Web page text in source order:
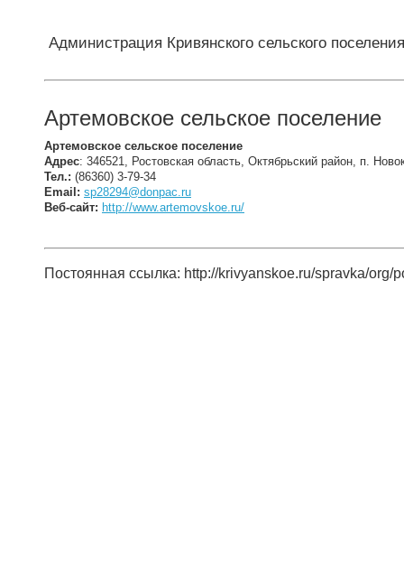
Администрация Кривянского сельского поселения
Артемовское сельское поселение
Артемовское сельское поселение
Адрес: 346521, Ростовская область, Октябрьский район, п.
Тел.: (86360) 3-79-34
Email: sp28294@donpac.ru
Веб-сайт: http://www.artemovskoe.ru/
Постоянная ссылка: http://krivyanskoe.ru/spravka/org/